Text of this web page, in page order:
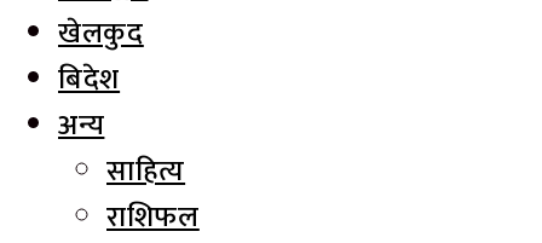
खेलकुद
बिदेश
अन्य
साहित्य
राशिफल